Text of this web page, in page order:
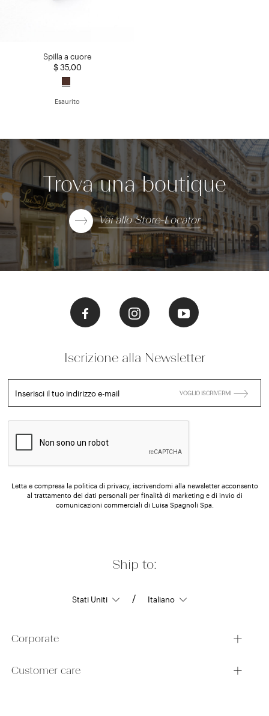
Spilla a cuore
$ 35,00
Esaurito
Trova una boutique
Vai allo Store-Locator
Ship to:
/
Corporate
Iscrizione alla Newsletter
Inserisci il tuo indirizzo e-mail VOGLIO ISCRIVERMI
Letta e compresa la politica di privacy, iscrivendomi alla newsletter acconsento
al trattamento dei dati personali per finalità di marketing e di invio di
comunicazioni commerciali di Luisa Spagnoli Spa.
Customer care